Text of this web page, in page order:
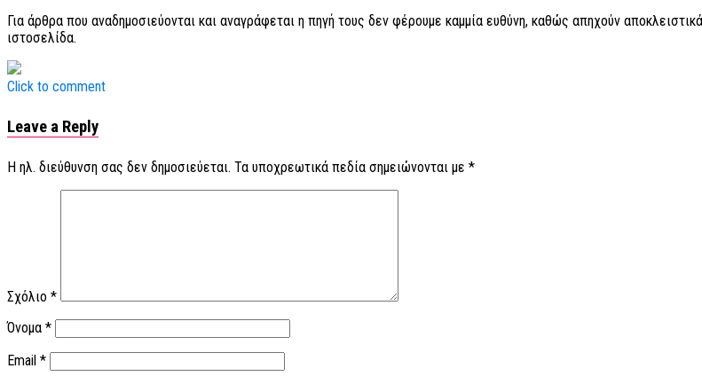
Για άρθρα που αναδημοσιεύονται και αναγράφεται η πηγή τους δεν φέρουμε καμμία ευθύνη, καθώς απηχούν
ιστοσελίδα.
Click to comment
Leave a Reply
Η ηλ. διεύθυνση σας δεν δημοσιεύεται. Τα υποχρεωτικά πεδία σημειώνονται με *
Σχόλιο *
Όνομα *
Email *